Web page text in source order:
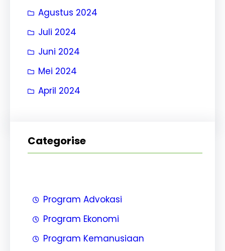
Agustus 2024
Juli 2024
Juni 2024
Mei 2024
April 2024
Categorise
Program Advokasi
Program Ekonomi
Program Kemanusiaan